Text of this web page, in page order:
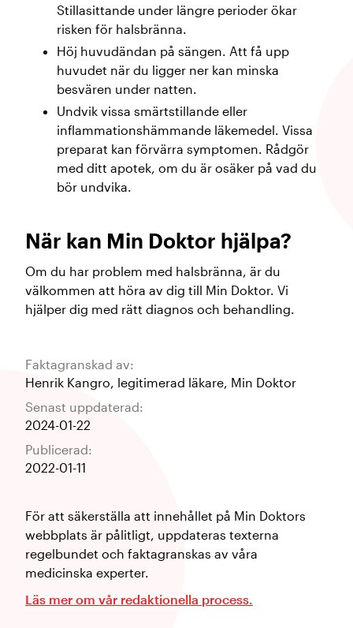
Stillasittande under längre perioder ökar
risken för halsbränna.
Höj huvudändan på sängen. Att få upp
huvudet när du ligger ner kan minska
besvären under natten.
Undvik vissa smärtstillande eller
inflammationshämmande läkemedel. Vissa
preparat kan förvärra symptomen. Rådgör
med ditt apotek, om du är osäker på vad du
bör undvika.
När kan Min Doktor hjälpa?
Om du har problem med halsbränna, är du
välkommen att höra av dig till Min Doktor. Vi
hjälper dig med rätt diagnos och behandling.
Faktagranskad av:
Henrik Kangro, legitimerad läkare, Min Doktor
Senast uppdaterad:
2024-01-22
Publicerad:
2022-01-11
För att säkerställa att innehållet på Min Doktors
webbplats är pålitligt, uppdateras texterna
regelbundet och faktagranskas av våra
medicinska experter.
Läs mer om vår redaktionella process.